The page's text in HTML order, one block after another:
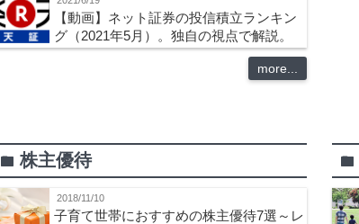
【動画】ネット証券の投信積立ランキン
グ（2021年5月）。独自の視点で解説。
more...
folder 株主優待
2018/11/10
子育て世帯におすすめの株主優待7選～レ
folder